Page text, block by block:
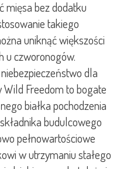
mięsa bez dodatku
takiego
uniknąć większości
u czworonogów.
dla
Freedom to bogate
białka pochodzenia
budulcowego
pełnowartościowe
w utrzymaniu stałego